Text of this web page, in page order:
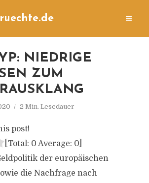
NIEDRIGE
ZUM
2 Min. Lesedauer
post!
[Total: 0 Average: 0]
der europäischen
die Nachfrage nach